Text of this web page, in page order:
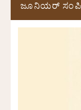
ಜೂನಿಯರ್